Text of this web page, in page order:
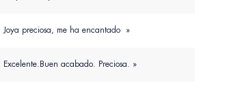
Joya preciosa, me ha encantado »
Excelente.Buen acabado. Preciosa. »